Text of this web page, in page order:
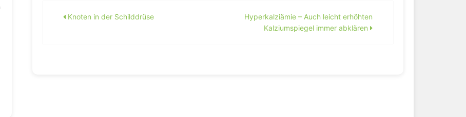
Beitragsnavigation
Knoten in der Schilddrüse
Hyperkalziämie – Auch leicht erhöhten
Kalziumspiegel immer abklären